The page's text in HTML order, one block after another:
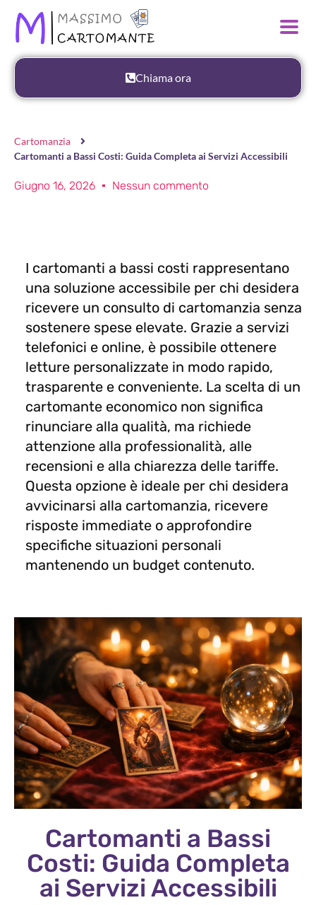
Chiama ora
Cartomanzia
Cartomanti a Bassi Costi: Guida Completa ai Servizi Accessibili
Giugno 16, 2026 Nessun commento
I cartomanti a bassi costi rappresentano
una soluzione accessibile per chi desidera
ricevere un consulto di cartomanzia senza
sostenere spese elevate. Grazie a servizi
telefonici e online, è possibile ottenere
letture personalizzate in modo rapido,
trasparente e conveniente. La scelta di un
cartomante economico non significa
rinunciare alla qualità, ma richiede
attenzione alla professionalità, alle
recensioni e alla chiarezza delle tariffe.
Questa opzione è ideale per chi desidera
avvicinarsi alla cartomanzia, ricevere
risposte immediate o approfondire
specifiche situazioni personali
mantenendo un budget contenuto.
Cartomanti a Bassi
Costi: Guida Completa
ai Servizi Accessibili